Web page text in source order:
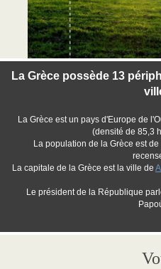
La Grèce possède 13
La Grèce est un pays d'Europe de
(densité de 85,3
La population de la Grèce est
La capitale de la Grèce est la ville de
Le président de la République